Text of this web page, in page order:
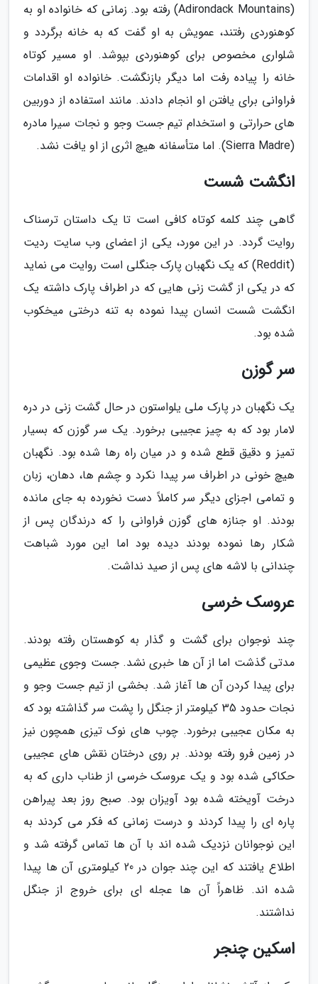
(Adirondack Mountains) رفته بود. زمانی که خانواده او به
کوهنوردی رفتند، عمویش به او گفت که به خانه برگردد و
شلواری مخصوص برای کوهنوردی بپوشد. او مسیر کوتاه
خانه را پیاده رفت اما دیگر بازنگشت. خانواده او اقدامات
فراوانی برای یافتن او انجام دادند. مانند استفاده از دوربین
های حرارتی و استخدام تیم جست وجو و نجات سیرا مادره
(Sierra Madre). اما متأسفانه هیچ اثری از او یافت نشد.
انگشت شست
گاهی چند کلمه کوتاه کافی است تا یک داستان ترسناک
روایت گردد. در این مورد، یکی از اعضای وب سایت ردیت
(Reddit) که یک نگهبان پارک جنگلی است روایت می نماید
که در یکی از گشت زنی هایی که در اطراف پارک داشته یک
انگشت شست انسان پیدا نموده به تنه درختی میخکوب
شده بود.
سر گوزن
یک نگهبان در پارک ملی یلواستون در حال گشت زنی در دره
لامار بود که به چیز عجیبی برخورد. یک سر گوزن که بسیار
تمیز و دقیق قطع شده و در میان راه رها شده بود. نگهبان
هیچ خونی در اطراف سر پیدا نکرد و چشم ها، دهان، زبان
و تمامی اجزای دیگر سر کاملاً دست نخورده به جای مانده
بودند. او جنازه های گوزن فراوانی را که درندگان پس از
شکار رها نموده بودند دیده بود اما این مورد شباهت
چندانی با لاشه های پس از صید نداشت.
عروسک خرسی
چند نوجوان برای گشت و گذار به کوهستان رفته بودند.
مدتی گذشت اما از آن ها خبری نشد. جست وجوی عظیمی
برای پیدا کردن آن ها آغاز شد. بخشی از تیم جست وجو و
نجات حدود 35 کیلومتر از جنگل را پشت سر گذاشته بود که
به مکان عجیبی برخورد. چوب های نوک تیزی همچون نیز
در زمین فرو رفته بودند. بر روی درختان نقش های عجیبی
حکاکی شده بود و یک عروسک خرسی از طناب داری که به
درخت آویخته شده بود آویزان بود. صبح روز بعد پیراهن
پاره ای را پیدا کردند و درست زمانی که فکر می کردند به
این نوجوانان نزدیک شده اند با آن ها تماس گرفته شد و
اطلاع یافتند که این چند جوان در 20 کیلومتری آن ها پیدا
شده اند. ظاهراً آن ها عجله ای برای خروج از جنگل
نداشتند.
اسکین چنجر